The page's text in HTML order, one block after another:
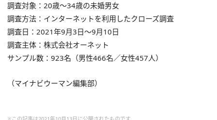
調査対象：20歳～34歳の未婚男女
調査方法：インターネットを利⽤したクローズ調査
調査日：2021年9月3日～9月10日
調査主体：株式会社オーネット
サンプル数：923名（男性466名／女性457人）
（マイナビウーマン編集部）